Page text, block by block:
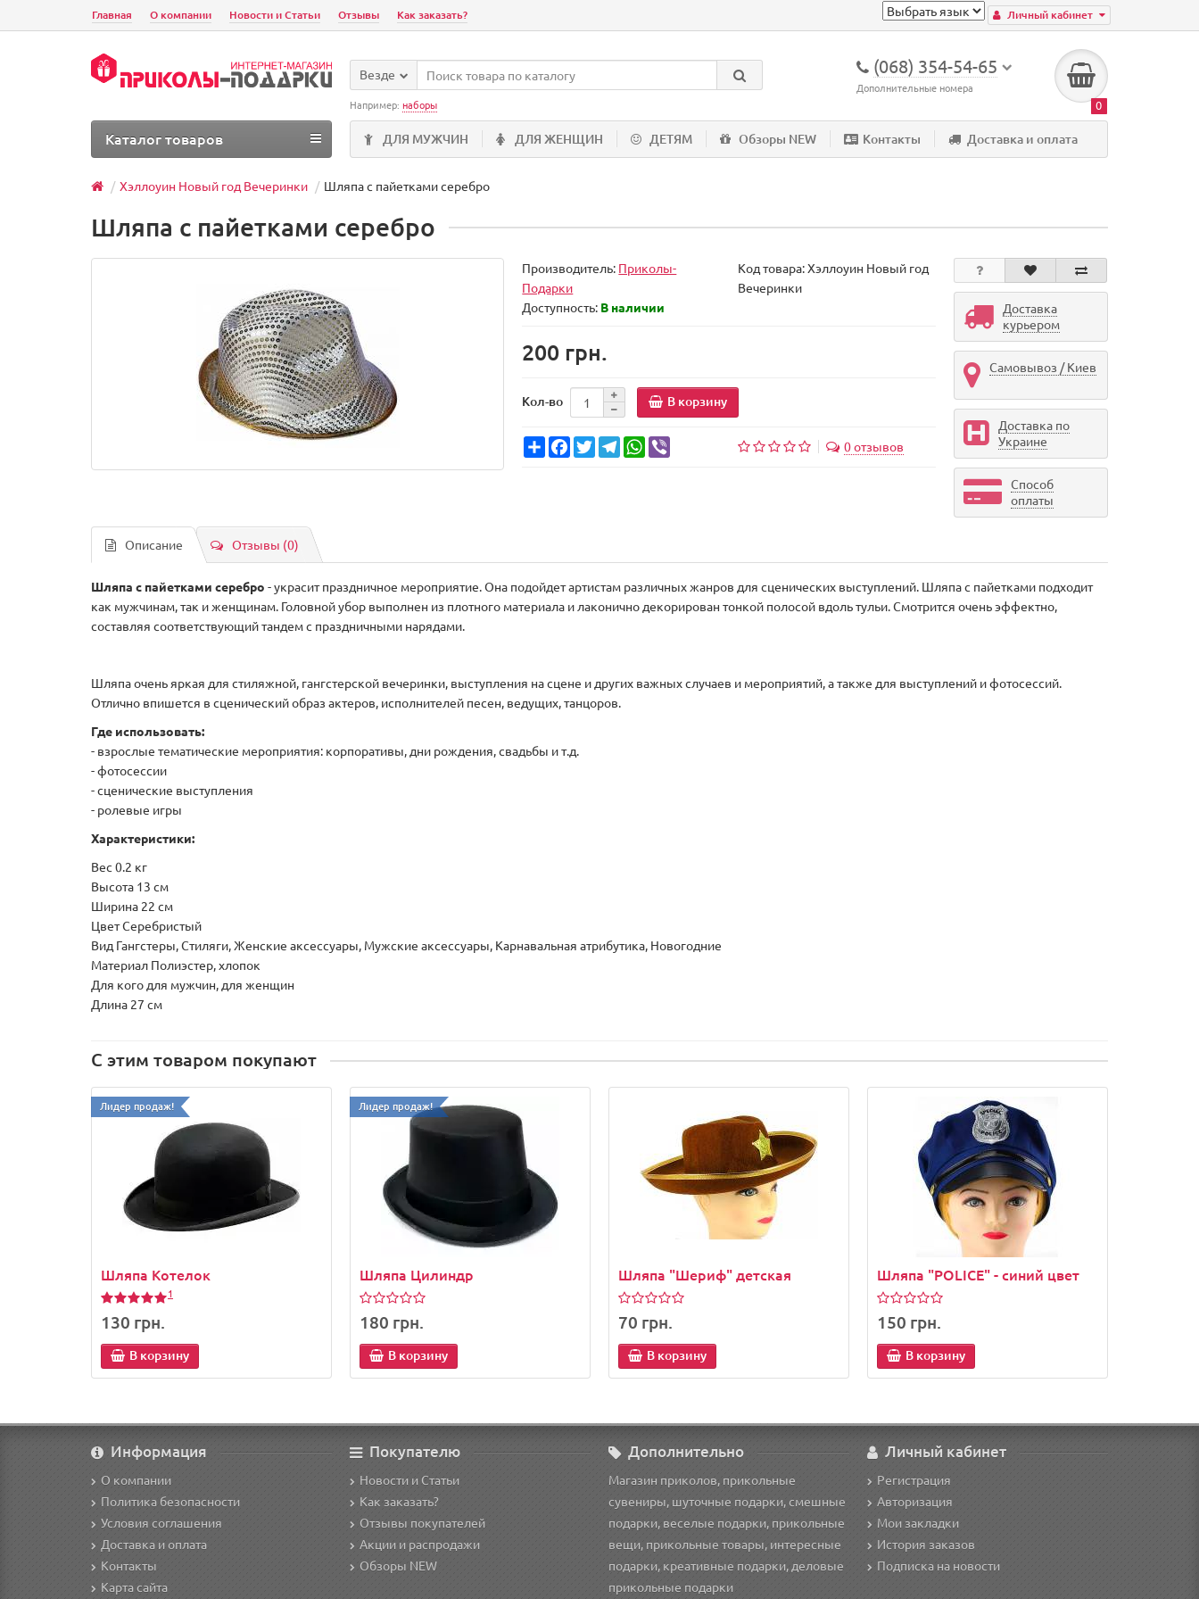
Личный кабинет
Главная О компании Новости и Статьи Отзывы Как заказать?
(068) 354-54-65
Дополнительные номера
0
Везде
Например: наборы
ДЛЯ МУЖЧИН ДЛЯ ЖЕНЩИН ДЕТЯМ Обзоры NEW Контакты Доставка и оплата
Каталог товаров
Хэллоуин Новый год Вечеринки Шляпа с пайетками серебро
Шляпа с пайетками серебро
Производитель: Приколы-
Подарки
Код товара:Хэллоуин Новый год
Вечеринки
Доступность: В наличии
200 грн.
Кол-во В корзину
ShareFacebook
TwitterTelegramWhatsApp 0 отзывов
Доставка
курьером
Самовывоз / Киев
Доставка по
Украине
Способ
оплаты
Описание Отзывы (0)
Шляпа с пайетками серебро - украсит праздничное мероприятие. Она подойдет артистам различных жанров для сценических выступлений. Шляпа с пайетками подходит
как мужчинам, так и женщинам. Головной убор выполнен из плотного материала и лаконично декорирован тонкой полосой вдоль тульи. Смотрится очень эффектно,
составляя соответствующий тандем с праздничными нарядами.
Шляпа очень яркая для стиляжной, гангстерской вечеринки, выступления на сцене и других важных случаев и мероприятий, а также для выступлений и фотосессий.
Отлично впишется в сценический образ актеров, исполнителей песен, ведущих, танцоров.
Где использовать:
- взрослые тематические мероприятия: корпоративы, дни рождения, свадьбы и т.д.
- фотосессии
- сценические выступления
- ролевые игры
Характеристики:
Вес 0.2 кг
Высота 13 см
Ширина 22 см
Цвет Серебристый
Вид Гангстеры, Стиляги, Женские аксессуары, Мужские аксессуары, Карнавальная атрибутика, Новогодние
Материал Полиэстер, хлопок
Для кого для мужчин, для женщин
Длина 27 см
С этим товаром покупают
Лидер продаж!
Шляпа Котелок
1
130 грн.
В корзину
Лидер продаж!
Шляпа Цилиндр
180 грн.
В корзину
Шляпа "Шериф" детская
70 грн.
В корзину
Шляпа "POLICE" - синий цвет
150 грн.
В корзину
Информация
О компании
Политика безопасности
Условия соглашения
Доставка и оплата
Контакты
Карта сайта
Покупателю
Новости и Статьи
Как заказать?
Отзывы покупателей
Акции и распродажи
Обзоры NEW
Дополнительно
Магазин приколов, прикольные
сувениры, шуточные подарки, смешные
подарки, веселые подарки, прикольные
вещи, прикольные товары, интересные
подарки, креативные подарки, деловые
прикольные подарки
Личный кабинет
Регистрация
Авторизация
Мои закладки
История заказов
Подписка на новости